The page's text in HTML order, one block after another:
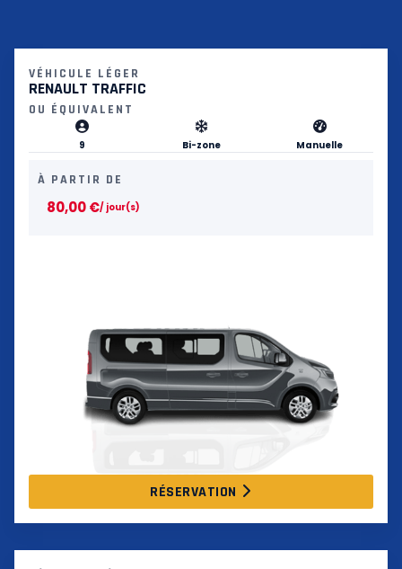
VÉHICULE LÉGER
RENAULT TRAFFIC
OU ÉQUIVALENT
9 Bi-zone Manuelle
À PARTIR DE
80,00€/ jour(s)
RÉSERVATION